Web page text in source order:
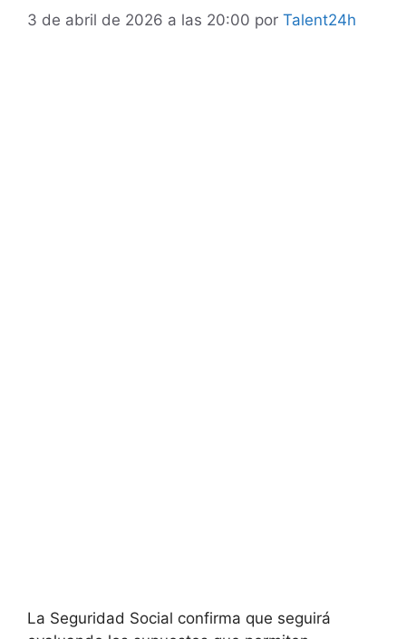
3 de abril de 2026 a las 20:00 por Talent24h
La Seguridad Social confirma que seguirá